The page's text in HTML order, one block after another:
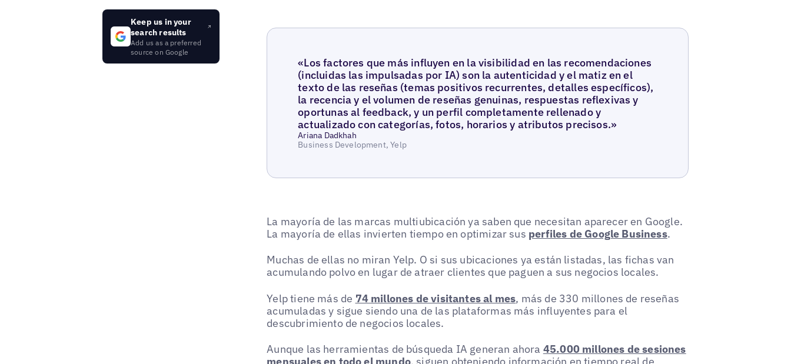
Keep us in your
search results
Add us as a preferred
source on Google
«Los factores que más influyen en la visibilidad en las recomendaciones
(incluidas las impulsadas por IA) son la autenticidad y el matiz en el
texto de las reseñas (temas positivos recurrentes, detalles específicos),
la recencia y el volumen de reseñas genuinas, respuestas reflexivas y
oportunas al feedback, y un perfil completamente rellenado y
actualizado con categorías, fotos, horarios y atributos precisos.»
Ariana Dadkhah
Business Development, Yelp
La mayoría de las marcas multiubicación ya saben que necesitan aparecer en Google.
La mayoría de ellas invierten tiempo en optimizar sus perfiles de Google Business.
Muchas de ellas no miran Yelp. O si sus ubicaciones ya están listadas, las fichas van
acumulando polvo en lugar de atraer clientes que paguen a sus negocios locales.
Yelp tiene más de 74 millones de visitantes al mes, más de 330 millones de reseñas
acumuladas y sigue siendo una de las plataformas más influyentes para el
descubrimiento de negocios locales.
Aunque las herramientas de búsqueda IA generan ahora 45.000 millones de sesiones
mensuales en todo el mundo, siguen obteniendo información en tiempo real de